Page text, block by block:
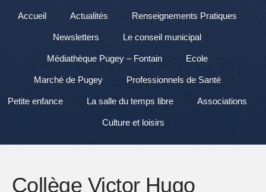
Menu
Aller au contenu
Accueil Actualités Renseignements Pratiques
Newsletters Le conseil municipal
Médiathèque Pugey – Fontain Ecole
Marché de Pugey Professionnels de Santé
Petite enfance La salle du temps libre Associations
Culture et loisirs
Collège Victor Hugo